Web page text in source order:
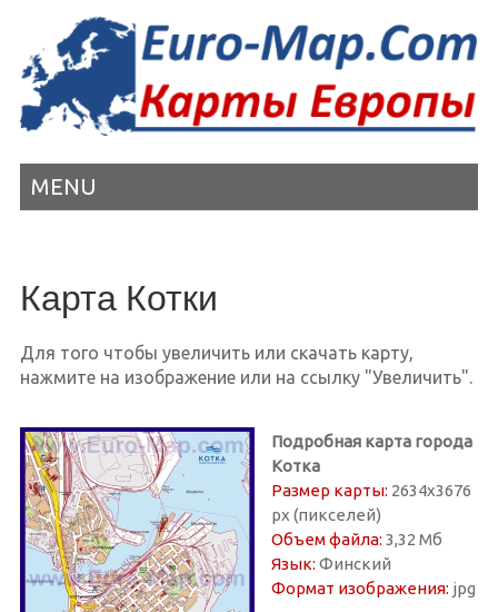
MENU
Карта Котки
Для того чтобы увеличить или скачать карту,
нажмите на изображение или на ссылку "Увеличить".
Подробная карта города
Котка
Размер карты: 2634х3676
px (пикселей)
Объем файла: 3,32 Мб
Язык: Финский
Формат изображения: jpg